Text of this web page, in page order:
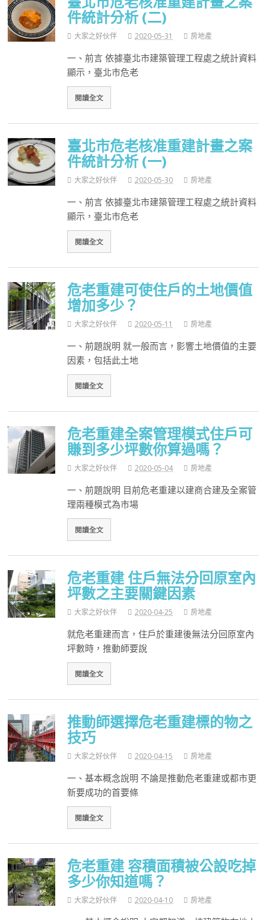
件統計分析 (二)
大家之好伙伴 2020-05-31 房地產
一、前言 依據臺北市建築管理工程處之統計資料
顯示，臺北市危老
閱讀全文
臺北市危老核准重建計畫之案
件統計分析 (一)
大家之好伙伴 2020-05-30 房地產
一、前言 依據臺北市建築管理工程處之統計資料
顯示，臺北市危老
閱讀全文
危老重建可使住戶的土地價值
增加多少？
大家之好伙伴 2020-05-11 房地產
一、前題說明 就一般而言，影響土地價值的主要
因素，包括此土地
閱讀全文
危老重建全案管理模式住戶可
賺到多少坪數你算過嗎？
大家之好伙伴 2020-05-04 房地產
一、前題說明 目前危老重建以建商合建及全案管
理兩種模式為市場
閱讀全文
危老重建 住戶無法分回原室內
坪數之主要關鍵因素
大家之好伙伴 2020-04-25 房地產
就危老重建而言，住戶於重建後無法分回原室內
坪數時，推動師要說
閱讀全文
推動師選擇危老重建標的物之
技巧
大家之好伙伴 2020-04-15 房地產
一、基本概念說明 不論是推動危老重建或都市更
新要成功的首要條
閱讀全文
危老重建 容積面積被公設吃掉
多少你知道嗎？
大家之好伙伴 2020-04-10 房地產